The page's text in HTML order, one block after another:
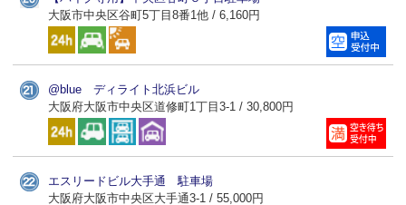
大阪市中央区谷町5丁目8番1他 / 6,160円
@blue ディライト北浜ビル
大阪府大阪市中央区道修町1丁目3-1 / 30,800円
エスリードビル大手通 駐車場
大阪府大阪市中央区大手通3-1 / 55,000円